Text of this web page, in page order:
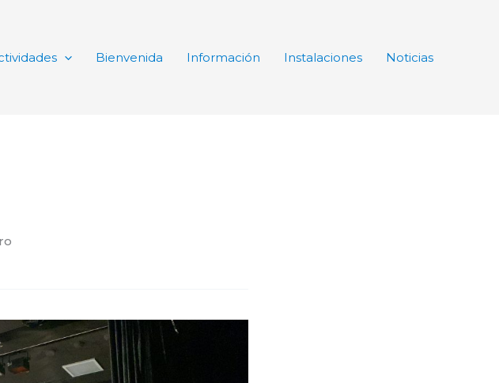
Bienvenida Información Instalaciones Noticias